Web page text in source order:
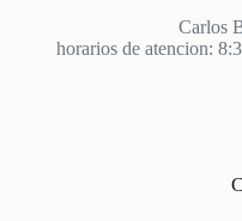
Carlos
horarios de atencion: